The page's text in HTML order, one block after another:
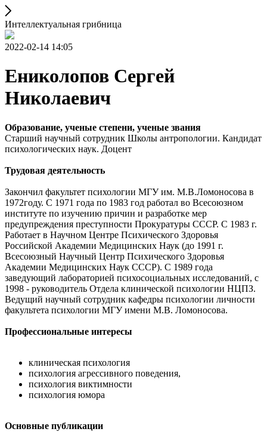
Интеллектуальная грибница
2022-02-14 14:05
Ениколопов Сергей
Николаевич
Образование, ученые степени, ученые звания
Старший научный сотрудник Школы антропологии. Кандидат
психологических наук. Доцент
Трудовая деятельность
Закончил факультет психологии МГУ им. М.В.Ломоносова в
1972году. С 1971 года по 1983 год работал во Всесоюзном
институте по изучению причин и разработке мер
предупреждения преступности Прокуратуры СССР. С 1983 г.
Работает в Научном Центре Психического Здоровья
Российской Академии Медицинских Наук (до 1991 г.
Всесоюзный Научный Центр Психического Здоровья
Академии Медицинских Наук СССР). С 1989 года
заведующий лабораторией психосоциальных исследований, с
1998 - руководитель Отдела клинической психологии НЦПЗ.
Ведущий научный сотрудник кафедры психологии личности
факультета психологии МГУ имени М.В. Ломоносова.
Профессиональные интересы
клиническая психология
психология агрессивного поведения,
психология виктимности
психология юмора
Основные публикации